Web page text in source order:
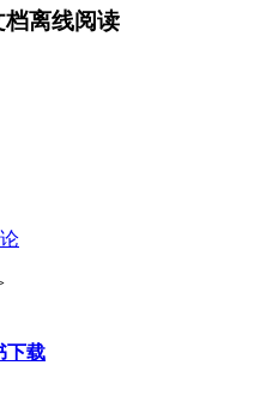
离线阅读
下载